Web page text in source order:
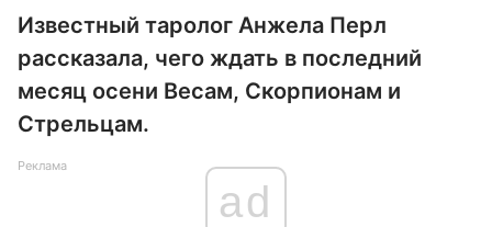
Известный таролог Анжела Перл
рассказала, чего ждать в последний
месяц осени Весам, Скорпионам и
Стрельцам.
Реклама
ad